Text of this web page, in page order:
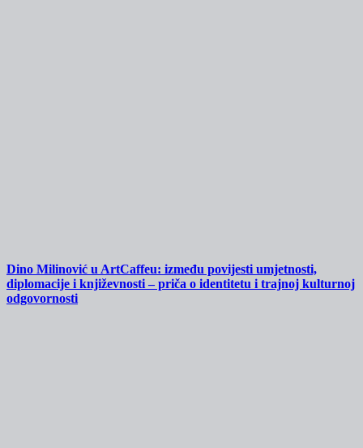
Dino Milinović u ArtCaffeu: između povijesti umjetnosti,
diplomacije i književnosti – priča o identitetu i trajnoj kulturnoj
odgovornosti